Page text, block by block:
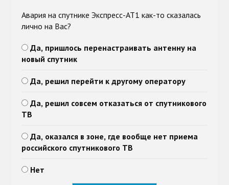
Авария на спутнике Экспресс-АТ1 как-то сказалась
лично на Вас?
Да, пришлось перенастраивать антенну на
новый спутник
Да, решил перейти к другому оператору
Да, решил совсем отказаться от спутникового
ТВ
Да, оказался в зоне, где вообще нет приема
российского спутникового ТВ
Нет